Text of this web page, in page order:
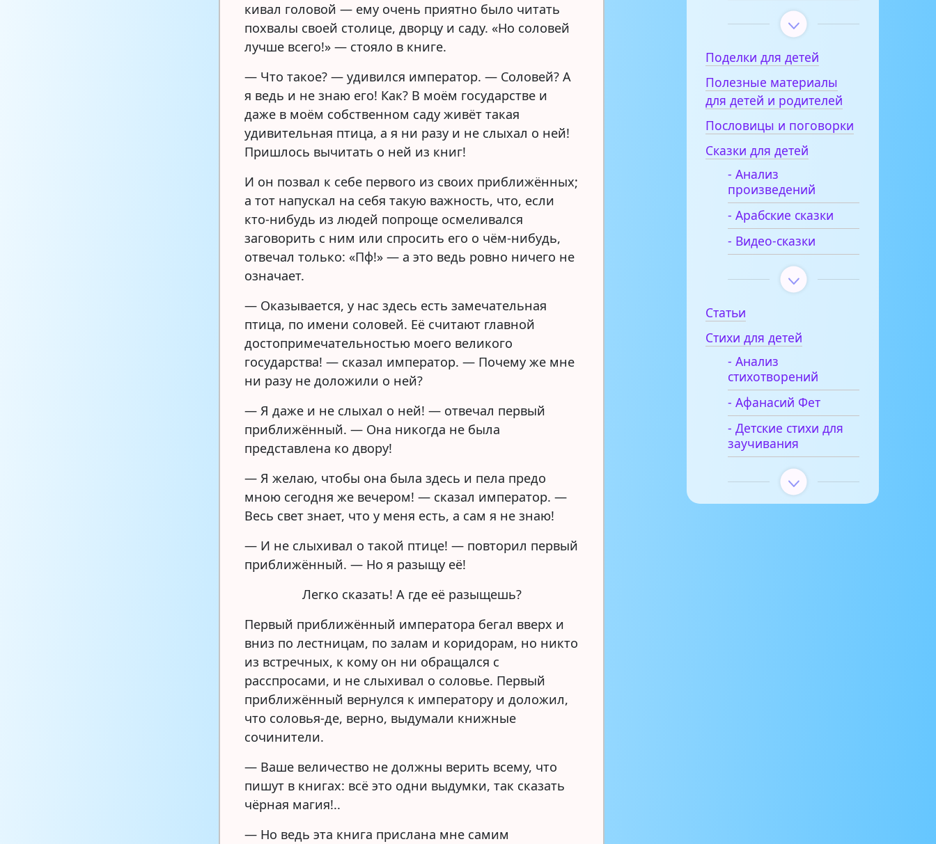
кивал головой — ему очень приятно было читать
похвалы своей столице, дворцу и саду. «Но соловей
лучше всего!» — стояло в книге.
— Что такое? — удивился император. — Соловей? А
я ведь и не знаю его! Как? В моём государстве и
даже в моём собственном саду живёт такая
удивительная птица, а я ни разу и не слыхал о ней!
Пришлось вычитать о ней из книг!
И он позвал к себе первого из своих приближённых;
а тот напускал на себя такую важность, что, если
кто-нибудь из людей попроще осмеливался
заговорить с ним или спросить его о чём-нибудь,
отвечал только: «Пф!» — а это ведь ровно ничего не
означает.
— Оказывается, у нас здесь есть замечательная
птица, по имени соловей. Её считают главной
достопримечательностью моего великого
государства! — сказал император. — Почему же мне
ни разу не доложили о ней?
— Я даже и не слыхал о ней! — отвечал первый
приближённый. — Она никогда не была
представлена ко двору!
— Я желаю, чтобы она была здесь и пела предо
мною сегодня же вечером! — сказал император. —
Весь свет знает, что у меня есть, а сам я не знаю!
— И не слыхивал о такой птице! — повторил первый
приближённый. — Но я разыщу её!
Легко сказать! А где её разыщешь?
Первый приближённый императора бегал вверх и
вниз по лестницам, по залам и коридорам, но никто
из встречных, к кому он ни обращался с
расспросами, и не слыхивал о соловье. Первый
приближённый вернулся к императору и доложил,
что соловья-де, верно, выдумали книжные
сочинители.
— Ваше величество не должны верить всему, что
пишут в книгах: всё это одни выдумки, так сказать
чёрная магия!..
— Но ведь эта книга прислана мне самим
Поделки для детей
Полезные материалы
для детей и родителей
Пословицы и поговорки
Сказки для детей
- Анализ
произведений
- Арабские сказки
- Видео-сказки
Статьи
Стихи для детей
- Анализ
стихотворений
- Афанасий Фет
- Детские стихи для
заучивания